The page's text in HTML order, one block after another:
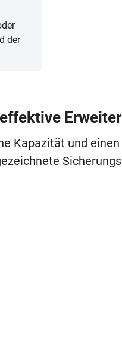
der
Kapazität und